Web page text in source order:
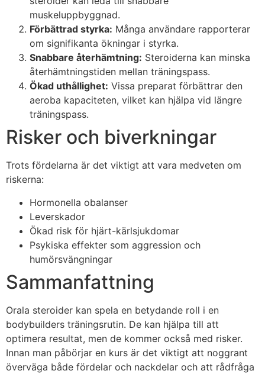
muskeluppbyggnad.
Förbättrad styrka: Många användare rapporterar
om signifikanta ökningar i styrka.
Snabbare återhämtning: Steroiderna kan minska
återhämtningstiden mellan träningspass.
Ökad uthållighet: Vissa preparat förbättrar den
aeroba kapaciteten, vilket kan hjälpa vid längre
träningspass.
Risker och biverkningar
Trots fördelarna är det viktigt att vara medveten om
riskerna:
Hormonella obalanser
Leverskador
Ökad risk för hjärt-kärlsjukdomar
Psykiska effekter som aggression och
humörsvängningar
Sammanfattning
Orala steroider kan spela en betydande roll i en
bodybuilders träningsrutin. De kan hjälpa till att
optimera resultat, men de kommer också med risker.
Innan man påbörjar en kurs är det viktigt att noggrant
överväga både fördelar och nackdelar och att rådfråga